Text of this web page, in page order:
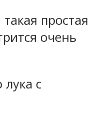
простая
очень
лука с